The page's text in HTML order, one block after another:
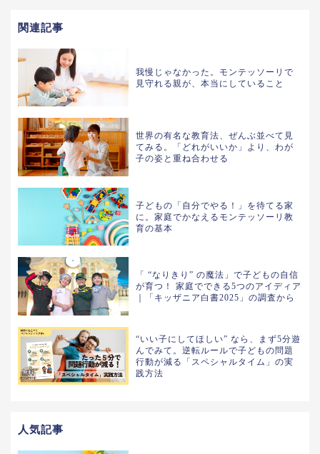
関連記事
我慢じゃなかった。モンテッソーリで
見守れる親が、本当にしていること
世界の有名な教育法、ぜんぶ並べて見
てみる。「どれがいいか」より、わが
子の姿と重ね合わせる
子どもの「自分でやる！」を待てる家
に。家庭でかなえるモンテッソーリ教
育の基本
「 “なりきり” の魔法」で子どもの自信
が育つ！ 家庭でできる5つのアイディア
｜「キッザニア白書2025」の調査から
“いい子にしてほしい” なら、まず5分遊
んでみて。逆転ルールで子どもの問題
行動が減る「スペシャルタイム」の実
践方法
人気記事